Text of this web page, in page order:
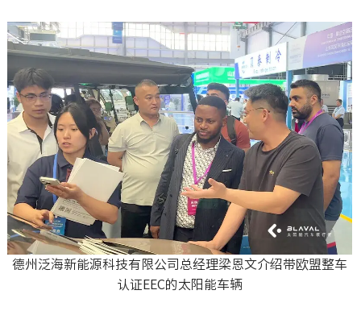
德州泛海新能源科技有限公司总经理梁恩文介绍带欧盟整车
认证EEC的太阳能车辆